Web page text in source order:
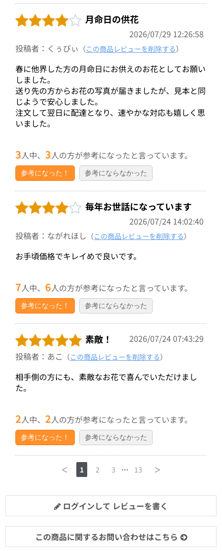
月命日の供花
2026/07/29 12:26:58
投稿者：くぅびぃ （この商品レビューを削除する）
春に他界した方の月命日にお供えのお花としてお願い
しました。
送り先の方からお花の写真が届きましたが、見本と同
じようで安心しました。
注文して翌日に配達となり、速やかな対応も嬉しく思
いました。
3人中、3人の方が参考になったと言っています。
参考になった！ 参考にならなかった
毎年お世話になっています
2026/07/24 14:02:40
投稿者：ながれほし （この商品レビューを削除する）
お手頃価格でキレイめで良いです。
7人中、 6人の方が参考になったと言っています。
参考になった！ 参考にならなかった
素敵！
2026/07/24 07:43:29
投稿者：あこ （この商品レビューを削除する）
相手側の方にも、素敵なお花で喜んでいただけまし
た。
2人中、 2人の方が参考になったと言っています。
参考になった！ 参考にならなかった
＜ 1 2 3 … 13 ＞
ログインして レビューを書く
この商品に関するお問い合わせはこちら